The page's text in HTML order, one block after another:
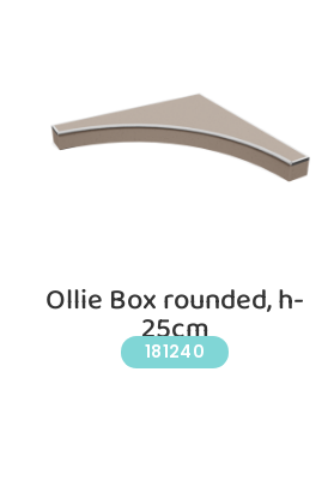
Ollie Box rounded, h-
25cm
181240